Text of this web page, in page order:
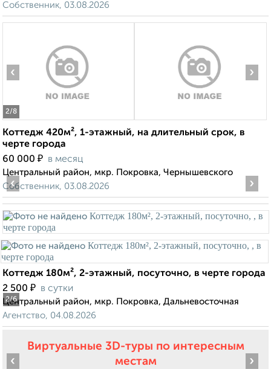
Собственник, 03.08.2026
2/8
‹ ›
Коттедж 420м², 1-этажный, на длительный срок, в
черте города
60 000 ₽ в месяц
Центральный район, мкр. Покровка, Чернышевского
Собственник, 03.08.2026
2/6
‹ ›
Коттедж 180м², 2-этажный, посуточно, в черте города
2 500 ₽ в сутки
Центральный район, мкр. Покровка, Дальневосточная
Агентство, 04.08.2026
Виртуальные 3D-туры по интересным
местам
‹ ›